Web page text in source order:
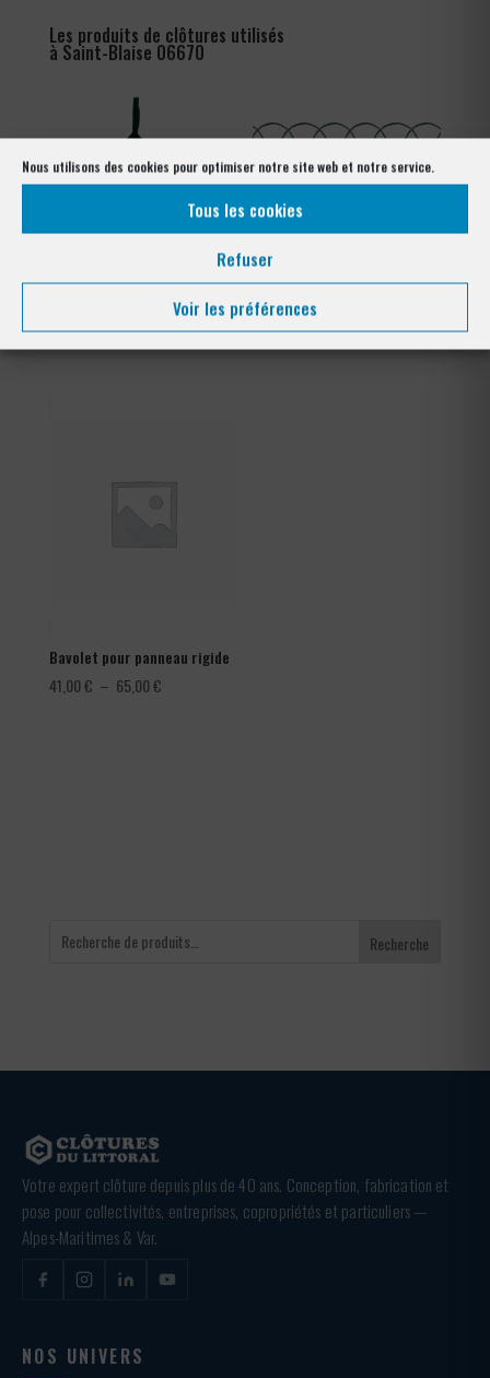
Nous utilisons des cookies pour optimiser notre site web et notre service.
Tous les cookies
Refuser
Voir les préférences
Les produits de clôtures utilisés
à Saint-Blaise 06670
1,08€–1,80€Plage
Grillage Bordure Parisienne
Bavolet pour panneau rigide
41,00€ – 65,00€Plage
Recherche
Votre expert clôture depuis plus de 40 ans. Conception, fabrication et
pose pour collectivités, entreprises, copropriétés et particuliers —
Alpes-Maritimes & Var.
NOS UNIVERS